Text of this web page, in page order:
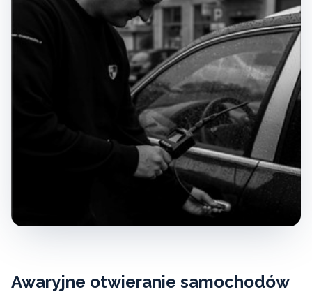
Awaryjne otwieranie samochodów